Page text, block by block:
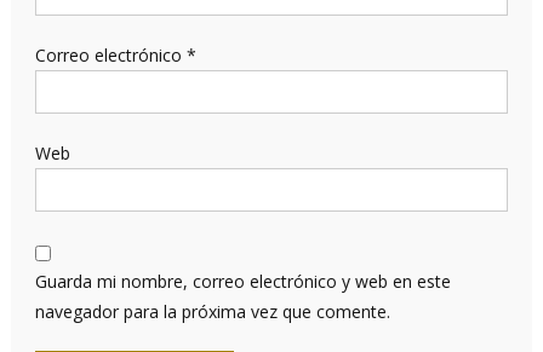
Correo electrónico *
Web
Guarda mi nombre, correo electrónico y web en este
navegador para la próxima vez que comente.